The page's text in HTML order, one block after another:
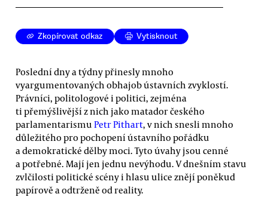
Zkopírovat odkaz Vytisknout
Poslední dny a týdny přinesly mnoho
vyargumentovaných obhajob ústavních zvyklostí.
Právníci, politologové i politici, zejména
ti přemýšlivější z nich jako matador českého
parlamentarismu Petr Pithart, v nich snesli mnoho
důležitého pro pochopení ústavního pořádku
a demokratické dělby moci. Tyto úvahy jsou cenné
a potřebné. Mají jen jednu nevýhodu. V dnešním stavu
zvlčilosti politické scény i hlasu ulice znějí poněkud
papírově a odtrženě od reality.